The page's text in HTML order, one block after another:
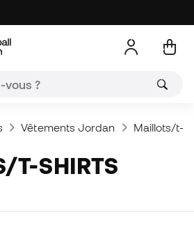
Vêtements Jordan Maillots/t-